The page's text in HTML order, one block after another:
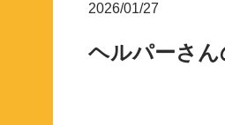
2026/01/27
ヘルパーさ